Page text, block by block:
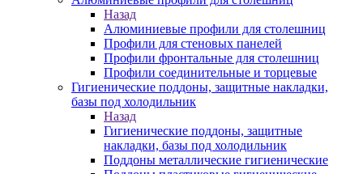
Назад
Алюминиевые профили для столешниц
Профили для стеновых панелей
Профили фронтальные для столешниц
Профили соединительные и торцевые
Гигиенические поддоны, защитные накладки,
базы под холодильник
Назад
Гигиенические поддоны, защитные
накладки, базы под холодильник
Поддоны металлические гигиенические